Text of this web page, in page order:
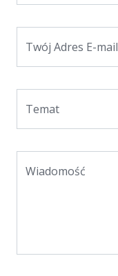
Twój Adres E-mail
Temat
Wiadomość